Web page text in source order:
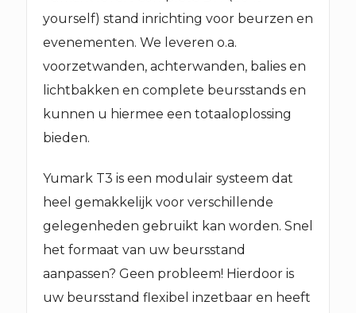
yourself) stand inrichting voor beurzen en
evenementen. We leveren o.a.
voorzetwanden, achterwanden, balies en
lichtbakken en complete beursstands en
kunnen u hiermee een totaaloplossing
bieden.
Yumark T3 is een modulair systeem dat
heel gemakkelijk voor verschillende
gelegenheden gebruikt kan worden. Snel
het formaat van uw beursstand
aanpassen? Geen probleem! Hierdoor is
uw beursstand flexibel inzetbaar en heeft